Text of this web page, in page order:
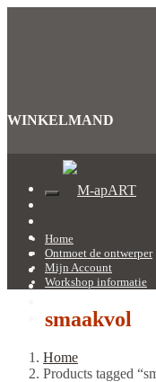
WINKELMAND
Home
Ontmoet de ontwerper
Mijn Account
Workshop informatie
smaakvol
Home
Products tagged